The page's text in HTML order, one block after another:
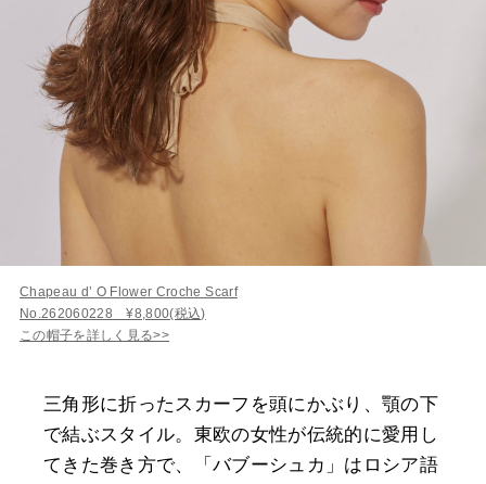
Chapeau d’ O Flower Croche Scarf
No.262060228 ¥8,800(税込)
この帽子を詳しく見る>>
三角形に折ったスカーフを頭にかぶり、顎の下
で結ぶスタイル。東欧の女性が伝統的に愛用し
てきた巻き方で、「バブーシュカ」はロシア語